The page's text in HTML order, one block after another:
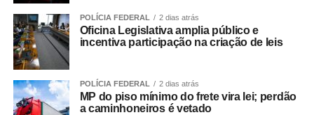
POLÍCIA FEDERAL 2 dias atrás
Oficina Legislativa amplia público e
incentiva participação na criação de leis
POLÍCIA FEDERAL 2 dias atrás
MP do piso mínimo do frete vira lei; perdão
a caminhoneiros é vetado